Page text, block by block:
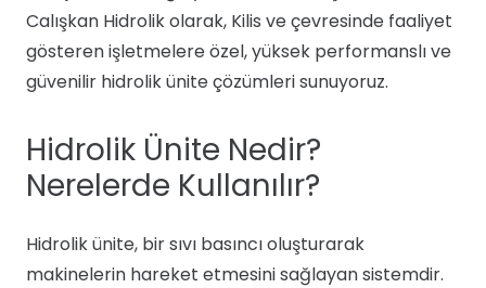
Calışkan Hidrolik olarak, Kilis ve çevresinde faaliyet
gösteren işletmelere özel, yüksek performanslı ve
güvenilir hidrolik ünite çözümleri sunuyoruz.
Hidrolik Ünite Nedir?
Nerelerde Kullanılır?
Hidrolik ünite, bir sıvı basıncı oluşturarak
makinelerin hareket etmesini sağlayan sistemdir.